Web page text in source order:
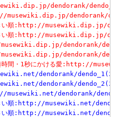
dendorank/
musewiki.dip.jp/dendorank/
きい順:http://musewiki.dip.jp/
さい順:http://musewiki.dip.jp/
musewiki.dip.jp/dendorank/
musewiki.dip.jp/dendorank/
奏時間・1秒にかける愛:http://
dendorank/
dendorank/
musewiki.net/dendorank/
きい順:http://musewiki.net/
さい順:http://musewiki.net/